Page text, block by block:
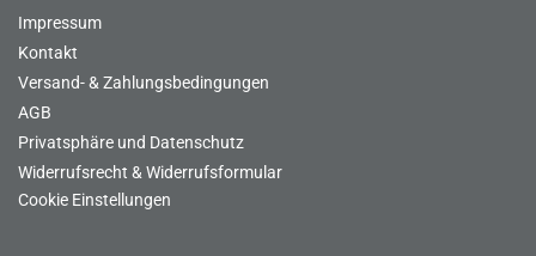
Impressum
Kontakt
Versand- & Zahlungsbedingungen
AGB
Privatsphäre und Datenschutz
Widerrufsrecht & Widerrufsformular
Cookie Einstellungen